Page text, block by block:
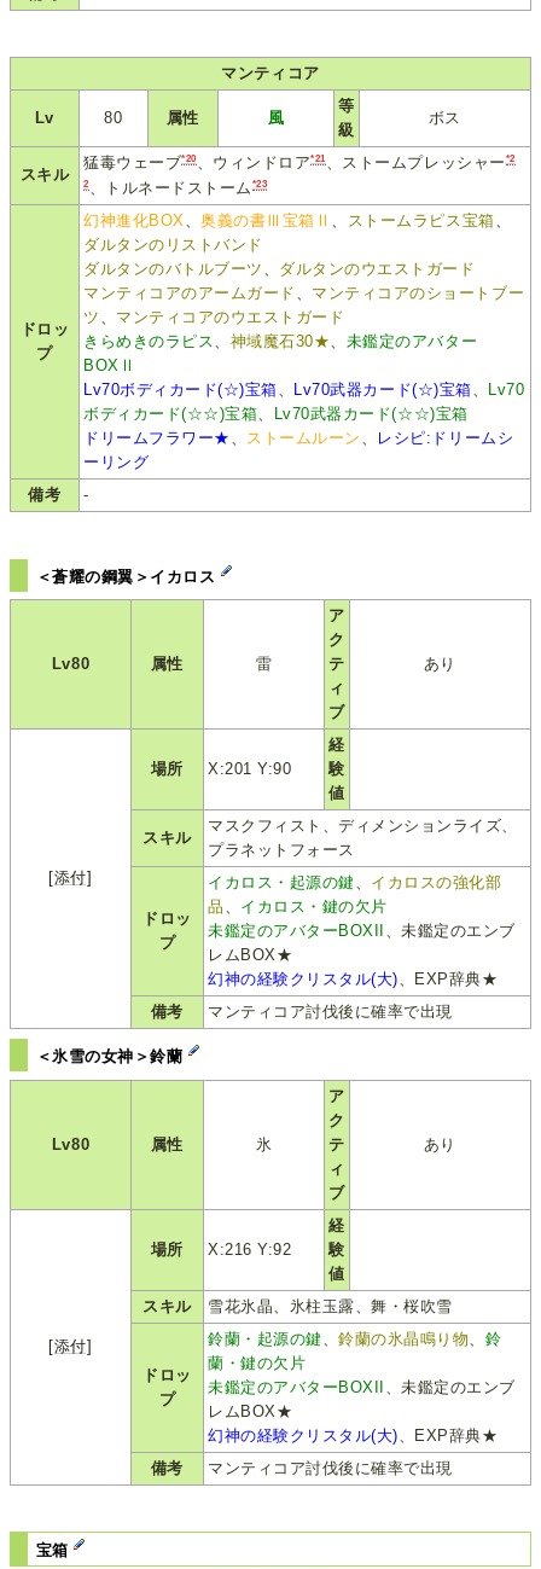
マンティコア
Lv 80 属性 風
等
級
ボス
スキル
猛毒ウェーブ*20、ウィンドロア*21、ストームプレッシャー *2
2、トルネードストーム *23
ドロッ
プ
幻神進化BOX、奥義の書Ⅲ宝箱Ⅱ 、 ストームラピス宝箱、
ダルタンのリストバンド
ダルタンのバトルブーツ 、 ダルタンのウエストガード
マンティコアのアームガード 、 マンティコアのショートブー
ツ 、 マンティコアのウエストガード
きらめきのラピス、 神域魔石30★、 未鑑定のアバター
BOXⅡ
Lv70ボディカード(☆)宝箱、 Lv70武器カード(☆)宝箱、
Lv70
ボディカード(☆☆)宝箱、
Lv70武器カード(☆☆)宝箱
ドリームフラワー★ 、 ストームルーン 、
レシピ:ドリームシ
ーリング
備考
-
＜蒼耀の鋼翼＞イカロス
Lv80 属性 雷
ア
ク
テ
ィ
ブ
あり
[添付]
場所 X:201 Y:90
経
験
値
スキル
マスクフィスト、ディメンションライズ、
プラネットフォース
ドロッ
プ
イカロス・起源の鍵 、 イカロスの強化部
品 、 イカロス・鍵の欠片
未鑑定のアバターBOXII 、未鑑定のエンブ
レムBOX★
幻神の経験クリスタル(大)、EXP辞典★
備考
マンティコア討伐後に確率で出現
＜氷雪の女神＞鈴蘭
Lv80 属性 氷
ア
ク
テ
ィ
ブ
あり
[添付]
場所 X:216 Y:92
経
験
値
スキル
雪花氷晶、氷柱玉露、舞・桜吹雪
ドロッ
プ
鈴蘭・起源の鍵 、鈴蘭の氷晶鳴り物
鈴
蘭・鍵の欠片
未鑑定のアバターBOXII
、未鑑定のエンブ
レムBOX★
幻神の経験クリスタル(大) 、EXP辞典★
備考
マンティコア討伐後に確率で出現
宝箱